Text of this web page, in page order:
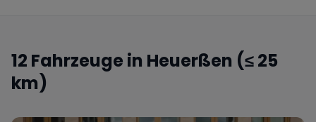
12 Fahrzeuge in Heuerßen (≤ 25
km)